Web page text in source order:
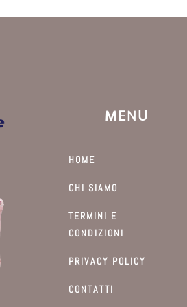
MENU
HOME
CHI SIAMO
TERMINI E
CONDIZIONI
PRIVACY POLICY
CONTATTI